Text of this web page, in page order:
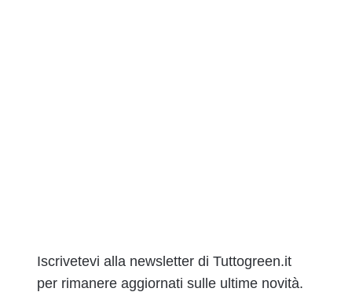
Iscrivetevi alla newsletter di Tuttogreen.it
per rimanere aggiornati sulle ultime novità.